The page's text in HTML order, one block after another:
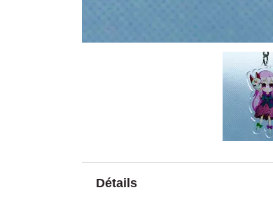
Détails